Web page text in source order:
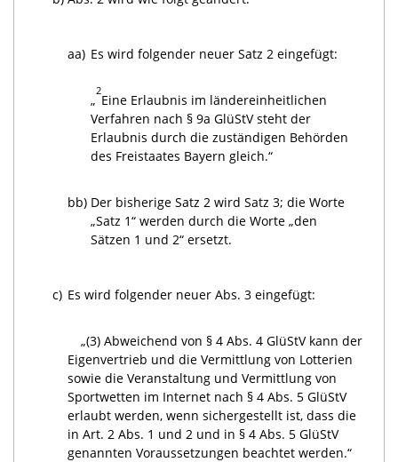
aa) Es wird folgender neuer Satz 2 eingefügt:
„
2
Eine Erlaubnis im ländereinheitlichen
Verfahren nach § 9a GlüStV steht der
Erlaubnis durch die zuständigen Behörden
des Freistaates Bayern gleich.“
bb) Der bisherige Satz 2 wird Satz 3; die Worte
„Satz 1“ werden durch die Worte „den
Sätzen 1 und 2“ ersetzt.
c) Es wird folgender neuer Abs. 3 eingefügt:
„(3) Abweichend von § 4 Abs. 4 GlüStV kann der
Eigenvertrieb und die Vermittlung von Lotterien
sowie die Veranstaltung und Vermittlung von
Sportwetten im Internet nach § 4 Abs. 5 GlüStV
erlaubt werden, wenn sichergestellt ist, dass die
in Art. 2 Abs. 1 und 2 und in § 4 Abs. 5 GlüStV
genannten Voraussetzungen beachtet werden.“